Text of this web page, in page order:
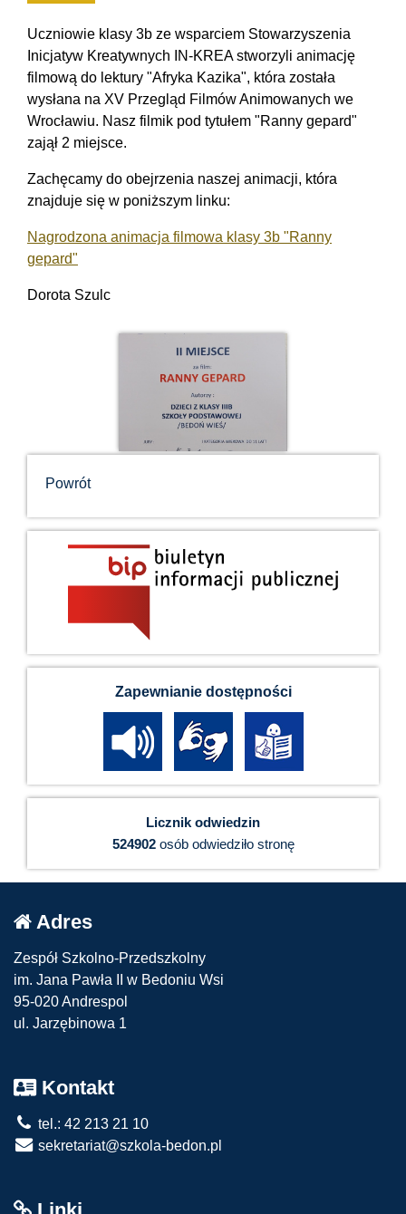
Uczniowie klasy 3b ze wsparciem Stowarzyszenia
Inicjatyw Kreatywnych IN-KREA stworzyli animację
filmową do lektury "Afryka Kazika", która została
wysłana na XV Przegląd Filmów Animowanych we
Wrocławiu. Nasz filmik pod tytułem "Ranny gepard"
zajął 2 miejsce.
Zachęcamy do obejrzenia naszej animacji, która
znajduje się w poniższym linku:
Nagrodzona animacja filmowa klasy 3b "Ranny
gepard"
Dorota Szulc
Powrót
Zapewnianie dostępności
Licznik odwiedzin
524902osób odwiedziło stronę
Adres
Zespół Szkolno-Przedszkolny
im. Jana Pawła II w Bedoniu Wsi
95-020 Andrespol
ul. Jarzębinowa 1
Kontakt
tel.: 42 213 21 10
sekretariat@szkola-bedon.pl